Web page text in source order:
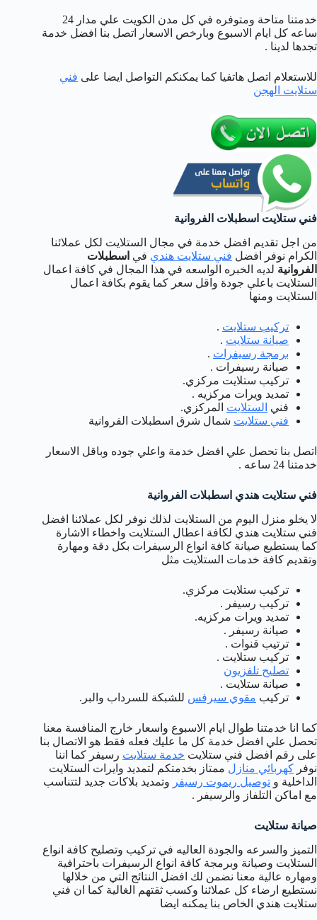
خدمتنا متاحة ومتوفره في كل مدن الكويت علي مدار 24
ساعه كل ايام الاسبوع وبارخص الاسعار اتصل بنا افضل خدمة
تجدها لدينا .
للاستعلام اتصل هاتفيا كما يمكنكم التواصل ايضا على فني
ستلايت الهجن
فني ستلايت اسطبلات الفروانية
من اجل تقديم افضل خدمة في مجال الستلايت لكل عملائنا
الكرام نوفر افضل فني ستلايت هندي في اسطبلات
الفروانية لديه الخبره الواسعه في هذا المجال في كافة اعمال
الستلايت باعلي جودة واقل سعر كما يقوم بكافة اعمال
الستلايت ومنها
تركيب ستلايت .
صيانة ستلايت .
برمجة رسيفرات .
صيانة رسيفرات .
تركيب ستلايت مركزي.
تمديد ويرات مركزيه .
فني الستلايت المركزي.
فني ستلايت شمال شرق اسطبلات الفروانية
اتصل بنا تحصل علي افضل خدمة واعلي جوده وباقل الاسعار
خدمتنا 24 ساعه .
فني ستلايت هندي اسطبلات الفروانية
لا يخلو منزل اليوم من الستلايت لذلك نوفر لكل عملائنا افضل
فني ستلايت هندي لكافة اعطال الستلايت واخطاء الاشارة
كما يستطيع صيانة كافة انواع الرسيفرات بكل دقة ومهارة
وتقديم كافة خدمات الستلايت مثل
تركيب ستلايت مركزي.
تركيب رسيفر .
تمديد ويرات مركزيه.
صيانة رسيفر .
ترتيب قنوات .
تركيب ستلايت .
تصليح تلفزيون
صيانة ستلايت .
تركيب مقوي سيرفس للشبكة للسرداب والبر.
كما انا خدمتنا طوال ايام الاسبوع واسعار خارج المنافسة معنا
تحصل علي افضل خدمة كل ما عليك فعله فقط هو الاتصال بنا
على رقم افضل فني ستلايت خدمة ستلايت رسيفر كما اننا
نوفر كهربائي منازل ممتاز بخدمتكم لتمديد وايرات الستلايت
الداخلية و توصيل ريموت رسيفر وتمديد بلاكات جديد لتتناسب
مع اماكن التلفاز والرسيفر .
صيانة ستلايت
التميز والسرعه والجودة العاليه في تركيب وتصليح كافة انواع
الستلايت وصيانة وبرمجة كافة انواع الرسيفرات باحترافية
ومهاره عالية معنا نضمن لك افضل النتائج التي من خلالها
نستطيع ارضاء كل عملائنا وكسب ثقتهم الغالية كما ان فني
ستلايت هندي الخاص بنا يمكنه ايضا